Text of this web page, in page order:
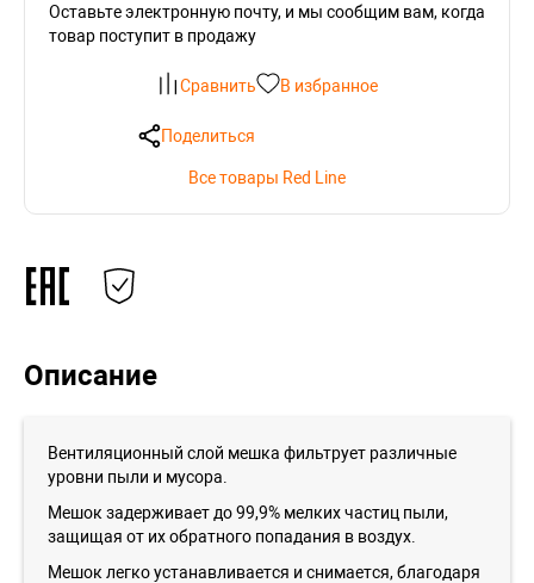
Оставьте электронную почту, и мы сообщим вам, когда
товар поступит в продажу
Сравнить В избранное
Поделиться
Все товары Red Line
Описание
Вентиляционный слой мешка фильтрует различные
уровни пыли и мусора.
Мешок задерживает до 99,9% мелких частиц пыли,
защищая от их обратного попадания в воздух.
Мешок легко устанавливается и снимается, благодаря